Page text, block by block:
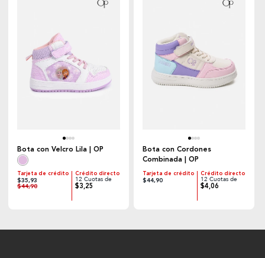
Bota con Velcro Lila | OP
Tarjeta de crédito
$35,93
$44,90
Crédito directo
12 Cuotas de
$3,25
Bota con Cordones
Combinada | OP
Tarjeta de crédito
$44,90
Crédito directo
12 Cuotas de
$4,06